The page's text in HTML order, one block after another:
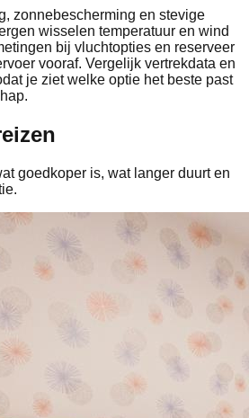
zonnebescherming en stevige
wisselen temperatuur en wind
bij vluchtopties en reserveer
vooraf. Vergelijk vertrekdata en
je ziet welke optie het beste past
goedkoper is, wat langer duurt en